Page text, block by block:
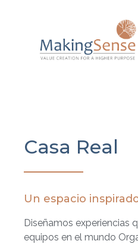
Casa Real
Un espacio
Diseñamos experiencias
equipos en el mundo